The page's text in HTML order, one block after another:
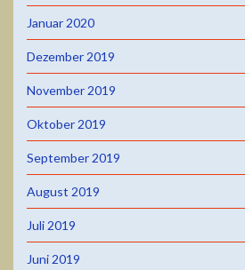
Januar 2020
Dezember 2019
November 2019
Oktober 2019
September 2019
August 2019
Juli 2019
Juni 2019